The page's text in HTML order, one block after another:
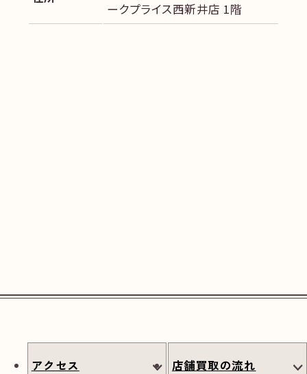
ークプライス西新井店 1階
アクセス 店舗買取の流れ